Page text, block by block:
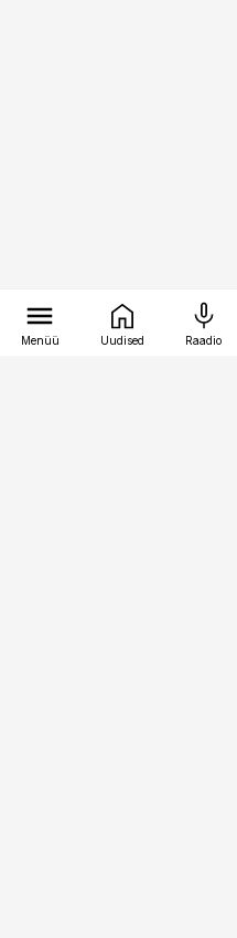
Menüü Uudised Raadio